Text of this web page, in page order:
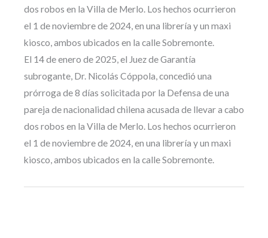
dos robos en la Villa de Merlo. Los hechos ocurrieron
el 1 de noviembre de 2024, en una librería y un maxi
kiosco, ambos ubicados en la calle Sobremonte.
El 14 de enero de 2025, el Juez de Garantía
subrogante, Dr. Nicolás Cóppola, concedió una
prórroga de 8 días solicitada por la Defensa de una
pareja de nacionalidad chilena acusada de llevar a cabo
dos robos en la Villa de Merlo. Los hechos ocurrieron
el 1 de noviembre de 2024, en una librería y un maxi
kiosco, ambos ubicados en la calle Sobremonte.